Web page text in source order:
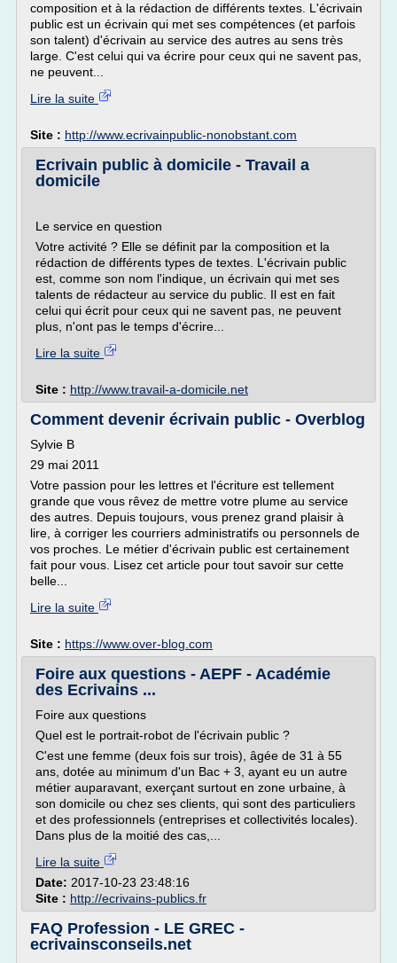
composition et à la rédaction de différents textes. L'écrivain
public est un écrivain qui met ses compétences (et parfois
son talent) d'écrivain au service des autres au sens très
large. C'est celui qui va écrire pour ceux qui ne savent pas,
ne peuvent...
Lire la suite
Site : http://www.ecrivainpublic-nonobstant.com
Ecrivain public à domicile - Travail a
domicile
Le service en question
Votre activité ? Elle se définit par la composition et la
rédaction de différents types de textes. L'écrivain public
est, comme son nom l'indique, un écrivain qui met ses
talents de rédacteur au service du public. Il est en fait
celui qui écrit pour ceux qui ne savent pas, ne peuvent
plus, n'ont pas le temps d'écrire...
Lire la suite
Site : http://www.travail-a-domicile.net
Comment devenir écrivain public - Overblog
Sylvie B
29 mai 2011
Votre passion pour les lettres et l'écriture est tellement
grande que vous rêvez de mettre votre plume au service
des autres. Depuis toujours, vous prenez grand plaisir à
lire, à corriger les courriers administratifs ou personnels de
vos proches. Le métier d'écrivain public est certainement
fait pour vous. Lisez cet article pour tout savoir sur cette
belle...
Lire la suite
Site : https://www.over-blog.com
Foire aux questions - AEPF - Académie
des Ecrivains ...
Foire aux questions
Quel est le portrait-robot de l'écrivain public ?
C'est une femme (deux fois sur trois), âgée de 31 à 55
ans, dotée au minimum d'un Bac + 3, ayant eu un autre
métier auparavant, exerçant surtout en zone urbaine, à
son domicile ou chez ses clients, qui sont des particuliers
et des professionnels (entreprises et collectivités locales).
Dans plus de la moitié des cas,...
Lire la suite
Date: 2017-10-23 23:48:16
Site : http://ecrivains-publics.fr
FAQ Profession - LE GREC -
ecrivainsconseils.net